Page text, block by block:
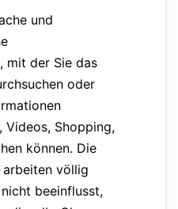
und
mit der Sie das
oder
Videos, Shopping,
können. Die
völlig
beeinflusst,